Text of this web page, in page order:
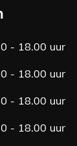
- 18.00 uur
- 18.00 uur
- 18.00 uur
- 18.00 uur